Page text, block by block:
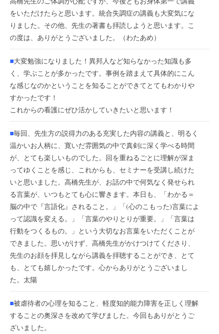
をいただけたらと思います。統合失調症の講義も大変気にな
りました。その他、先生の著書も拝読しようと思います。こ
の度は、ありがとうございました。（わたあめ）
■大変勉強になりました！異邦人など知らなかった知識も多
く、学ぶことが多かったです。事例を踏まえて具体的にこん
な感じなのかということを知ることができてとてもわかりや
すかったです！
これからの看護にぜひ活かしていきたいと思います！
■毎回、先生方の説得力のある充実した内容の講義と、明るく
温かいお人柄に、寛いだ雰囲気の中で真剣に深く学べる時間
が、とても楽しいものでした。回を重ねるごとに理解が深ま
ってゆくことを感じ、これからも、セミナーを受講し続けた
いと思いました。高橋先生が、お話の中で何気なく発せられ
る言葉が、いつもとても心に響きます。本日も、「わかる＝
脳の中で『言語化』されること。」「(心のこもった)言葉によ
って認識を変える。」「言葉のやりとりが重要。」「言葉は
行動をつくるもの。」という大切なお言葉をいただくことが
できました。思いがけず、高橋先生がかけつけてくださり、
先生のお顔を拝見しながら講義を拝聴することができ、とて
も、とても嬉しかったです。心からありがとうございまし
た。太陽
■被虐待者の心理を知ること、軽度知的能力障害を正しく理解
することの奥深さを改めて学びました。今回もありがとうご
ざいました。